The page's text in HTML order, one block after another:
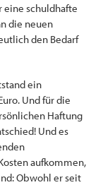
eine schuldhafte
die neuen
den Bedarf
ein
Und für die
Haftung
Und es
aufkommen,
Obwohl er seit